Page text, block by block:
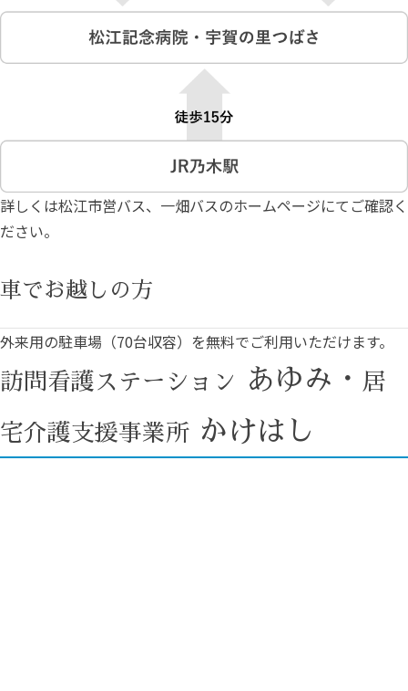
詳しくは松江市営バス、 一畑バスのホームページにてご確認く
ださい。
車でお越しの方
外来用の駐車場（70台収容）を無料でご利用いただけます。
訪問看護ステーション あゆみ・ 居
宅介護支援事業所 かけはし